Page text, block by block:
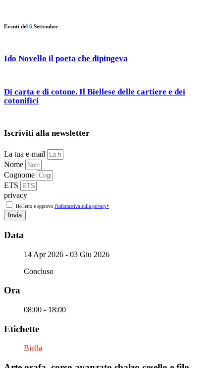
Eventi del 6 Settembre
Ido Novello il poeta che dipingeva
Di carta e di cotone. Il Biellese delle cartiere e dei
cotonifici
Iscriviti alla newsletter
La tua e-mail
Nome
Cognome
ETS
privacy
Ho letto e approvo l'informativa sulla privacy*
Invia
Data
14 Apr 2026 - 03 Giu 2026
Concluso
Ora
08:00 - 18:00
Etichette
Biella